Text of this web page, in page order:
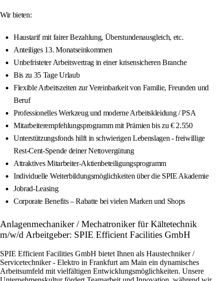
Wir bieten:
Haustarif mit fairer Bezahlung, Überstundenausgleich, etc.
Anteiliges 13. Monatseinkommen
Unbefristeter Arbeitsvertrag in einer krisensicheren Branche
Bis zu 35 Tage Urlaub
Flexible Arbeitszeiten zur Vereinbarkeit von Familie, Freunden und
Beruf
Professionelles Werkzeug und moderne Arbeitskleidung / PSA
Mitarbeiterempfehlungsprogramm mit Prämien bis zu € 2.550
Unterstützungsfonds hilft in schwierigen Lebenslagen - freiwillige
Rest-Cent-Spende deiner Nettovergütung
Attraktives Mitarbeiter-Aktienbeteiligungsprogramm
Individuelle Weiterbildungsmöglichkeiten über die SPIE Akademie
Jobrad-Leasing
Corporate Benefits – Rabatte bei vielen Marken und Shops
Anlagenmechaniker / Mechatroniker für Kältetechnik
m/w/d Arbeitgeber: SPIE Efficient Facilities GmbH
SPIE Efficient Facilities GmbH bietet Ihnen als Haustechniker /
Servicetechniker - Elektro in Frankfurt am Main ein dynamisches
Arbeitsumfeld mit vielfältigen Entwicklungsmöglichkeiten. Unsere